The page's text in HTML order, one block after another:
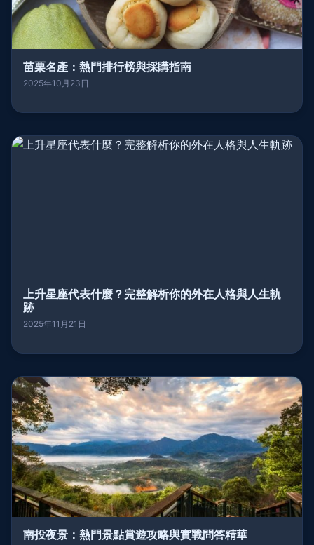
苗栗名產：熱門排行榜與採購指南
2025年10月23日
上升星座代表什麼？完整解析你的外在人格與人生軌
跡
2025年11月21日
南投夜景：熱門景點賞遊攻略與實戰問答精華